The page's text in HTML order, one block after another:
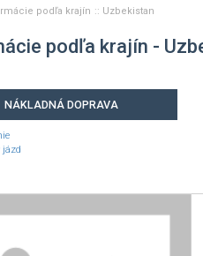
podľa krajín Uzbekistan
podľa krajín -
NÁKLADNÁ DOPRAVA
jázd